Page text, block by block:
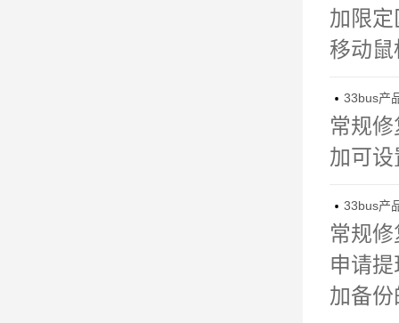
加限
移动
 33bus产
常规
加可
 33bus产
常规
申请
加备